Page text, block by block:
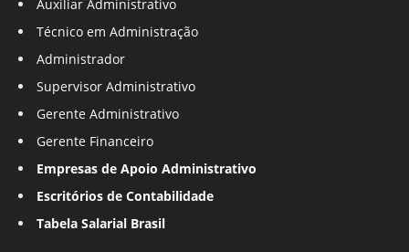
Auxiliar Administrativo
Técnico em Administração
Administrador
Supervisor Administrativo
Gerente Administrativo
Gerente Financeiro
Empresas de Apoio Administrativo
Escritórios de Contabilidade
Tabela Salarial Brasil